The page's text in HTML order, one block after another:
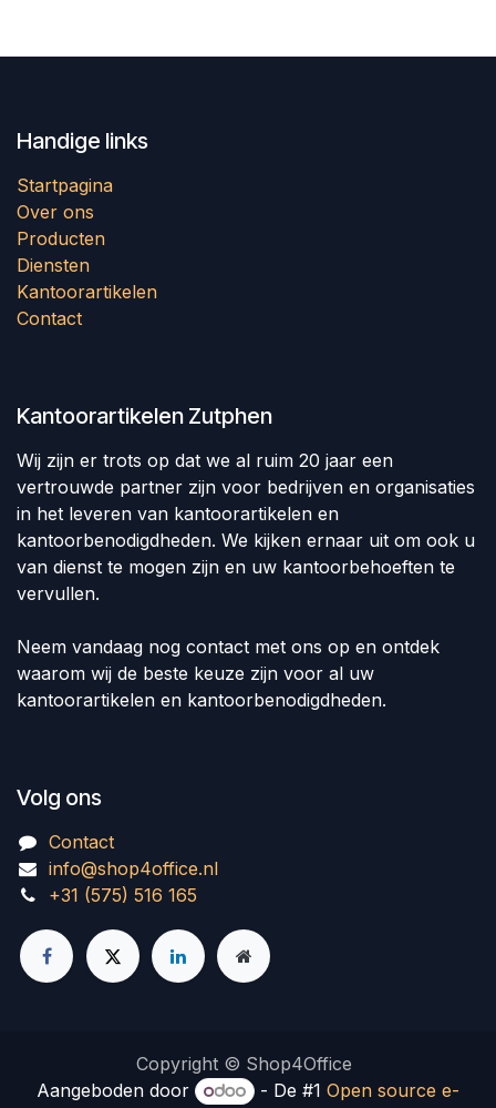
Handige links
Startpagina
Over ons
Producten
Diensten
Kantoorartikelen
Contact
Kantoorartikelen Zutphen
Wij zijn er trots op dat we al ruim 20 jaar een
vertrouwde partner zijn voor bedrijven en organisaties
in het leveren van kantoorartikelen en
kantoorbenodigdheden. We kijken ernaar uit om ook u
van dienst te mogen zijn en uw kantoorbehoeften te
vervullen.
Neem vandaag nog contact met ons op en ontdek
waarom wij de beste keuze zijn voor al uw
kantoorartikelen en kantoorbenodigdheden.
Volg ons
Contact
info@shop4office.nl
+31 (575) 516 165
Copyright © Shop4Office
Aangeboden door
- De #1Open source e-